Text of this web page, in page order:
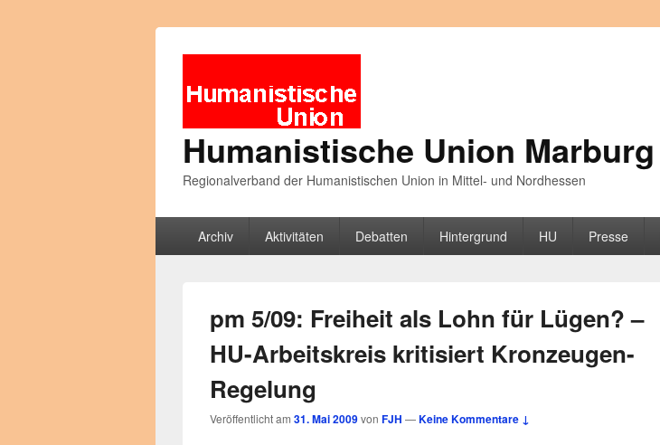
Humanistische Union Marburg
Regionalverband der Humanistischen Union in Mittel- und Nordhessen
Archiv Aktivitäten Debatten Hintergrund HU Presse
pm 5/09: Freiheit als Lohn für Lügen? –
HU-Arbeitskreis kritisiert Kronzeugen-
Regelung
Veröffentlicht am 31. Mai 2009von FJH —Keine Kommentare ↓